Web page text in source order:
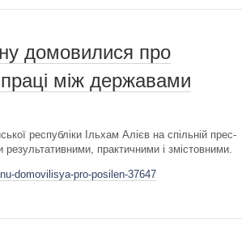
домовилися про
між державами
республіки Ільхам Алієв на спільній прес-
практичними і змістовними.
domovilisya-pro-posilen-37647